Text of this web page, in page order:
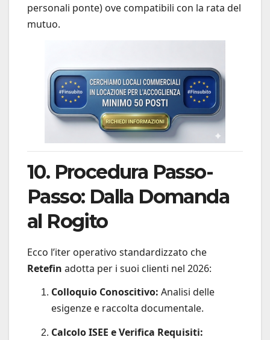
personali ponte) ove compatibili con la rata del
mutuo.
10. Procedura Passo-
Passo: Dalla Domanda
al Rogito
Ecco l’iter operativo standardizzato che
Retefin adotta per i suoi clienti nel 2026:
Colloquio Conoscitivo: Analisi delle
esigenze e raccolta documentale.
Calcolo ISEE e Verifica Requisiti: